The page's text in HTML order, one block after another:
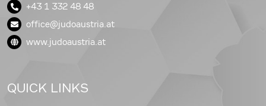
+43 1 332 48 48
office@judoaustria.at
www.judoaustria.at
QUICK LINKS